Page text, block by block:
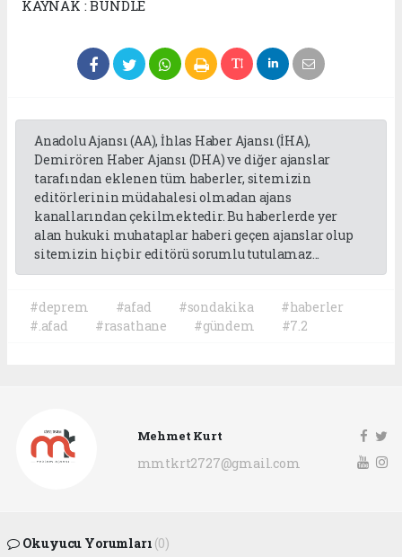
KAYNAK : BUNDLE
Anadolu Ajansı (AA), İhlas Haber Ajansı (İHA),
Demirören Haber Ajansı (DHA) ve diğer ajanslar
tarafından eklenen tüm haberler, sitemizin
editörlerinin müdahalesi olmadan ajans
kanallarından çekilmektedir. Bu haberlerde yer
alan hukuki muhataplar haberi geçen ajanslar olup
sitemizin hiç bir editörü sorumlu tutulamaz...
#deprem #afad #sondakika
#haberler
#.afad
#rasathane #gündem #7.2
Mehmet Kurt
mmtkrt2727@gmail.com
Okuyucu Yorumları (0)